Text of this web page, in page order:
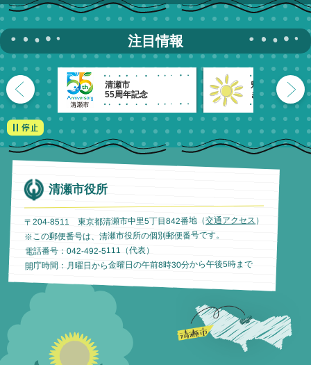
注目情報
清瀬市
55周年記念
魅力発信！
きよせのーと。
清瀬市役所
〒204-8511 東京都清瀬市中里5丁目842番地（交通アクセス ）
※この郵便番号は、清瀬市役所の個別郵便番号です。
電話番号：042-492-5111（代表）
開庁時間：月曜日から金曜日の午前8時30分から午後5時まで